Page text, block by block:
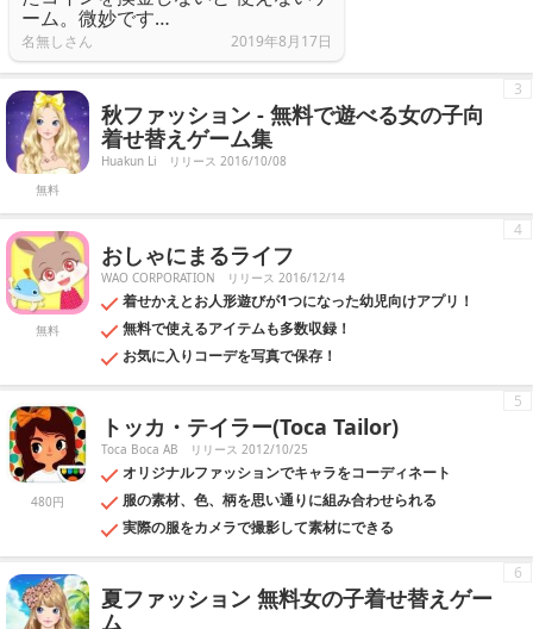
ーム。微妙です…
名無しさん 2019年8月17日
無料
秋ファッション - 無料で遊べる女の子向
着せ替えゲーム集
Huakun Li リリース 2016/10/08
3
無料
おしゃにまるライフ
WAO CORPORATION リリース 2016/12/14
着せかえとお人形遊びが1つになった幼児向けアプリ！
無料で使えるアイテムも多数収録！
お気に入りコーデを写真で保存！
4
480円
トッカ・テイラー(Toca Tailor)
Toca Boca AB リリース 2012/10/25
オリジナルファッションでキャラをコーディネート
服の素材、色、柄を思い通りに組み合わせられる
実際の服をカメラで撮影して素材にできる
5
夏ファッション 無料女の子着せ替えゲー
ム
6